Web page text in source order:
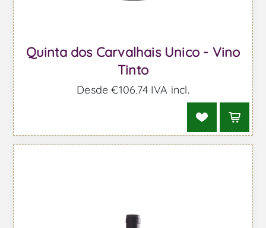
Quinta dos Carvalhais Unico - Vino
Tinto
Desde €106,74 IVA incl.